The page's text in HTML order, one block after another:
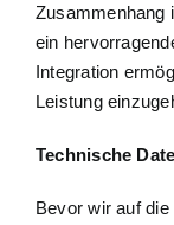
Zusammenhang
ein
Integration
Leistung
Technische
Bevor wir auf